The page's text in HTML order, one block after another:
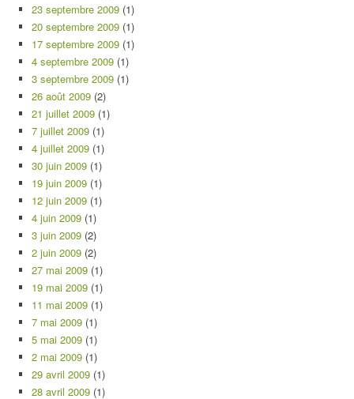
23 septembre 2009 (1)
20 septembre 2009 (1)
17 septembre 2009 (1)
4 septembre 2009 (1)
3 septembre 2009 (1)
26 août 2009 (2)
21 juillet 2009 (1)
7 juillet 2009 (1)
4 juillet 2009 (1)
30 juin 2009 (1)
19 juin 2009 (1)
12 juin 2009 (1)
4 juin 2009 (1)
3 juin 2009 (2)
2 juin 2009 (2)
27 mai 2009 (1)
19 mai 2009 (1)
11 mai 2009 (1)
7 mai 2009 (1)
5 mai 2009 (1)
2 mai 2009 (1)
29 avril 2009 (1)
28 avril 2009 (1)